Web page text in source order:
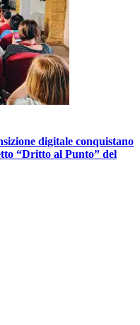
digitale conquistano
“Dritto al Punto” del